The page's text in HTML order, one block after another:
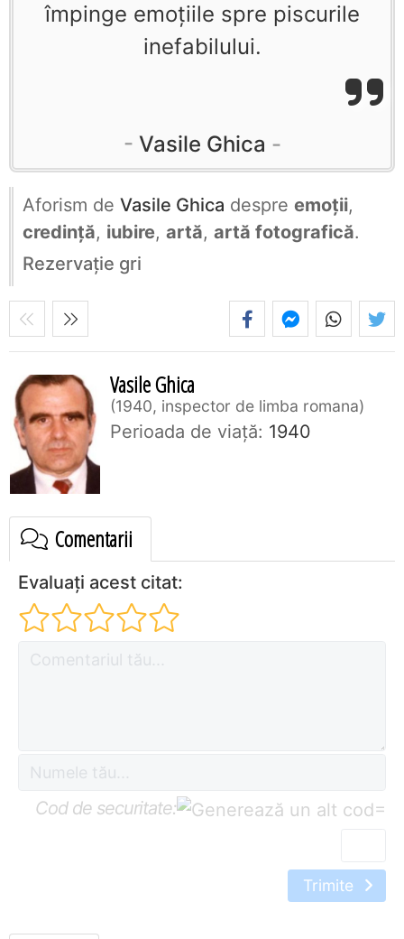
împinge emoţiile spre piscurile
inefabilului.
Vasile Ghica
Aforism de Vasile Ghica despre emoții,
credință, iubire, artă, artă fotografică.
Rezervaţie gri
Vasile Ghica
1940, inspector de limba romana
Perioada de viaţă: 1940
Comentarii
Evaluați acest citat:
Cod de securitate: =
Trimite